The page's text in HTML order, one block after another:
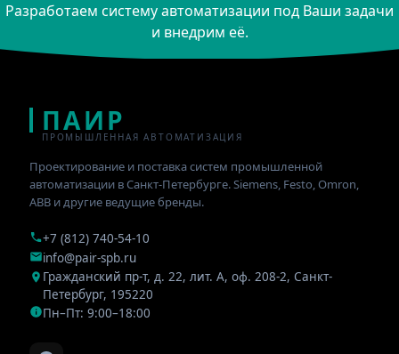
Разработаем систему автоматизации под Ваши задачи
и внедрим её.
ПАИР
ПРОМЫШЛЕННАЯ АВТОМАТИЗАЦИЯ
Проектирование и поставка систем промышленной
автоматизации в Санкт-Петербурге. Siemens, Festo, Omron,
ABB и другие ведущие бренды.
+7 (812) 740-54-10
info@pair-spb.ru
Гражданский пр-т, д. 22, лит. А, оф. 208-2, Санкт-
Петербург, 195220
Пн–Пт: 9:00–18:00